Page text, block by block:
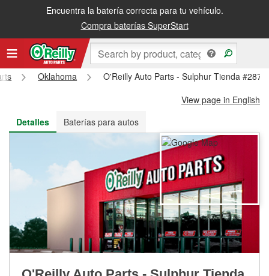
Encuentra la batería correcta para tu vehículo.
Compra baterías SuperStart
Recibe tu orden gratis al día siguiente o recógela en la tienda
Oklahoma
O'Reilly Auto Parts - Sulphur Tienda #287
View page in English
Detalles
Baterías para autos